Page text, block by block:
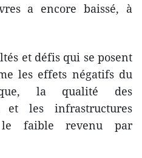
a encore baissé, à
et défis qui se posent
les effets négatifs du
la qualité des
et les infrastructures
faible revenu par